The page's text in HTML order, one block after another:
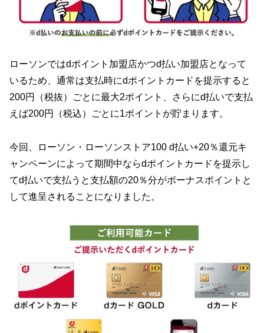
ローソンではdポイント加盟店かつd払い加盟店となって
いるため、通常は支払時にdポイントカードを提示すると
200円（税抜）ごとに最大2ポイント、さらにd払いで支払
えば200円（税込）ごとに1ポイントが貯まります。
今回、ローソン・ローソンストア100 d払い+20％還元キ
ャンペーンによって期間中ならdポイントカードを提示し
てd払いで支払うと支払額の20％分がボーナスポイントと
して進呈されることになりました。